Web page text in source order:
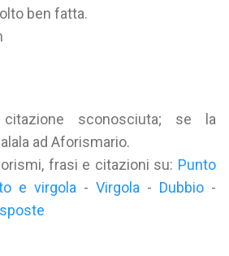
ben fatta.
sconosciuta; se la
ad Aforismario.
frasi e citazioni su: Punto
e virgola - Virgola - Dubbio -